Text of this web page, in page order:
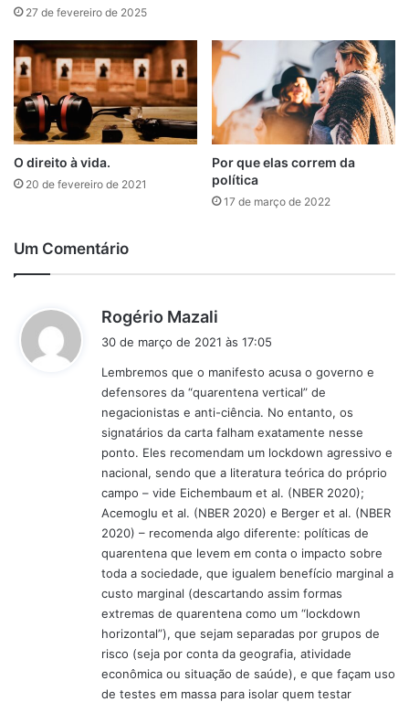
27 de fevereiro de 2025
O direito à vida.
20 de fevereiro de 2021
Por que elas correm da
política
17 de março de 2022
Um Comentário
Rogério Mazali
s
e
:
30 de março de 2021 às 17:05
Lembremos que o manifesto acusa o governo e
defensores da “quarentena vertical” de
negacionistas e anti-ciência. No entanto, os
signatários da carta falham exatamente nesse
ponto. Eles recomendam um lockdown agressivo e
nacional, sendo que a literatura teórica do próprio
campo – vide Eichembaum et al. (NBER 2020);
Acemoglu et al. (NBER 2020) e Berger et al. (NBER
2020) – recomenda algo diferente: políticas de
quarentena que levem em conta o impacto sobre
toda a sociedade, que igualem benefício marginal a
custo marginal (descartando assim formas
extremas de quarentena como um “lockdown
horizontal”), que sejam separadas por grupos de
risco (seja por conta da geografia, atividade
econômica ou situação de saúde), e que façam uso
de testes em massa para isolar quem testar